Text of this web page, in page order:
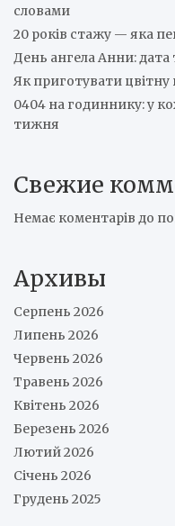
словами
20 років стажу — яка
День ангела Анни: дата
Як приготувати цвітну
0404 на годиннику: у
тижня
Свежие
Немає коментарів до
Архивы
Серпень 2026
Липень 2026
Червень 2026
Травень 2026
Квітень 2026
Березень 2026
Лютий 2026
Січень 2026
Грудень 2025